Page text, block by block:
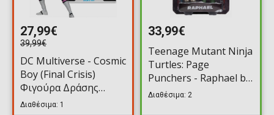
27,99€
39,99€
DC Multiverse - Cosmic
Boy (Final Crisis)
Φιγούρα Δράσης
(18cm)
Διαθέσιμα: 1
33,99€
Teenage Mutant Ninja
Turtles: Page
Punchers - Raphael by
Todd McFarlane
Διαθέσιμα: 2